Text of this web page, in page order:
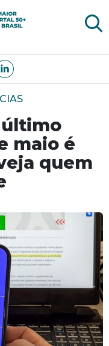
Viva Notícias
último
maio é
quem